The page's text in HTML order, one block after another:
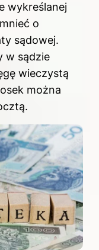
wykreślanej
o
sądowej.
w sądzie
wieczystą
można